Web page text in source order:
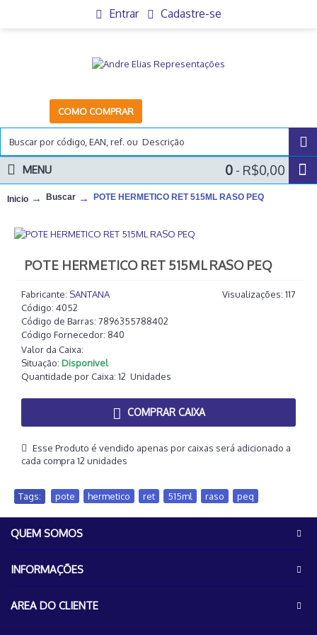
Entrar Cadastre-se
COMO COMPRAR
0 - R$0,00
MENU
Inicio Buscar POTE HERMETICO RET 515ML RASO PEQ
POTE HERMETICO RET 515ML RASO PEQ
Visualizações: 117
Fabricante: SANTANA
Código: 4052
Código de Barras: 7896355788402
Código Fornecedor: 840
Valor da Caixa:
Situação: Disponivel
Quantidade por Caixa: 12 Unidades
COMPRAR CAIXA
Esse Produto é vendido apenas por caixas será adicionado a
cada compra 12 unidades
Tags: pote hermetico ret 515ml raso peq
QUEM SOMOS
INFORMAÇÕES
AREA DO CLIENTE